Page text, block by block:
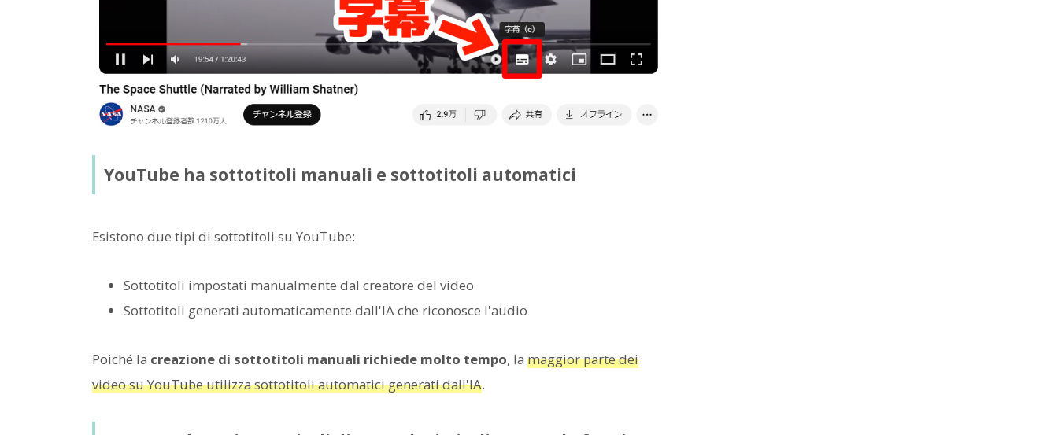
YouTube ha sottotitoli manuali e sottotitoli automatici
Esistono due tipi di sottotitoli su YouTube:
Sottotitoli impostati manualmente dal creatore del video
Sottotitoli generati automaticamente dall'IA che riconosce l'audio
Poiché la creazione di sottotitoli manuali richiede molto tempo, la maggior parte dei
video su YouTube utilizza sottotitoli automatici generati dall'IA.